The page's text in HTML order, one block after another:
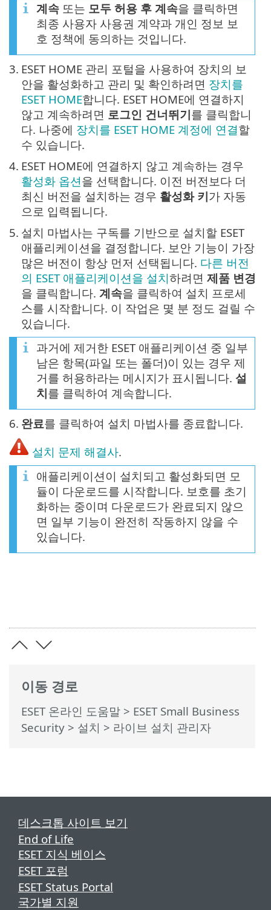
이동 경로
ESET 온라인 도움말 > ESET Small Business
Security > 설치 > 라이브 설치 관리자
계속 또는 모두 허용 후 계속을 클릭하면
최종 사용자 사용권 계약과 개인 정보 보
호 정책에 동의하는 것입니다.
3. ESET HOME 관리 포털을 사용하여 장치의 보
안을 활성화하고 관리 및 확인하려면 장치를
ESET HOME합니다. ESET HOME에 연결하지
않고 계속하려면 로그인 건너뛰기를 클릭합니
다. 나중에 장치를 ESET HOME 계정에 연결할
수 있습니다.
4. ESET HOME에 연결하지 않고 계속하는 경우
활성화 옵션을 선택합니다. 이전 버전보다 더
최신 버전을 설치하는 경우 활성화 키가 자동
으로 입력됩니다.
5. 설치 마법사는 구독를 기반으로 설치할 ESET
애플리케이션을 결정합니다. 보안 기능이 가장
많은 버전이 항상 먼저 선택됩니다. 다른 버전
의 ESET 애플리케이션을 설치하려면 제품 변경
을 클릭합니다. 계속을 클릭하여 설치 프로세
스를 시작합니다. 이 작업은 몇 분 정도 걸릴 수
있습니다.
과거에 제거한 ESET 애플리케이션 중 일부
남은 항목(파일 또는 폴더)이 있는 경우 제
거를 허용하라는 메시지가 표시됩니다. 설
치를 클릭하여 계속합니다.
6. 완료를 클릭하여 설치 마법사를 종료합니다.
설치 문제 해결사.
애플리케이션이 설치되고 활성화되면 모
듈이 다운로드를 시작합니다. 보호를 초기
화하는 중이며 다운로드가 완료되지 않으
면 일부 기능이 완전히 작동하지 않을 수
있습니다.
데스크톱 사이트 보기
End of Life
ESET 지식 베이스
ESET 포럼
ESET Status Portal
국가별 지원